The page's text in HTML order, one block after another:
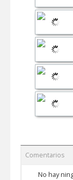
Comentarios
No hay